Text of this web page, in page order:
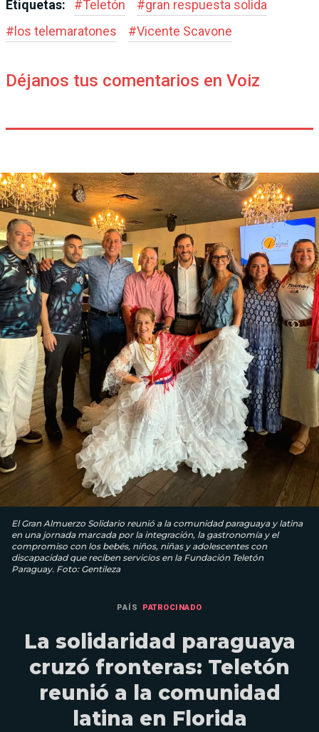
Etiquetas: #Teletón #gran respuesta solida
# los telemaratones #Vicente Scavone
Déjanos tus comentarios en Voiz
El Gran Almuerzo Solidario reunió a la comunidad paraguaya y latina
en una jornada marcada por la integración, la gastronomía y el
compromiso con los bebés, niños, niñas y adolescentes con
discapacidad que reciben servicios en la Fundación Teletón
Paraguay. Foto: Gentileza
PAÍS PATROCINADO
La solidaridad paraguaya
cruzó fronteras: Teletón
reunió a la comunidad
latina en Florida